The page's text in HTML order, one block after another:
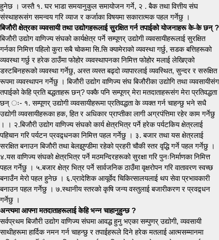
हुनेछ । जस्तै १. घर भाडा समयानुकुल समायोजन गर्ने, २ . बैक तथा वित्तीय संघ
संस्थाहरूसंग समन्वय गरि व्याज र कर्जाका विषयमा सकारात्मक पहल गर्नेछु ।
बिजौरी क्षेत्रका व्यवसायी तथा उद्योगहरूलाई सुरक्षित गर्न तपाईको योजनाहरू के-के छन् ?
बिजौरी उद्योग वाणिज्य संघको कार्यक्षेत्र पर्ने सम्पूणर् उद्योगी व्यवसायीहरूलाई सुरक्षित
गर्नका निमित्त पहिलो कुरा सबै चोकमा सि.सि क्यामेराको व्यवस्था गर्छु, सडक बत्तिहरूको
व्यवस्था गर्छु र हरेक ठाउँमा फोहोर व्यवस्थापनका निमित्त फोहोर मलाई लेखिएको
डस्टबिनहरूको व्यवस्था गर्नेछु, अस्त व्यस्त बढ्दो व्यापारलाई व्यवस्थित, सुन्दर र सरुक्षित
रूपमा व्यवस्थापन गर्नेछु । बिजौरी उद्योग वाणिज्य संघ बिजौरीका उद्योगि तथा व्यवसायीसंग
तपाईको केहि प्रति बद्धताहरू छन्? पक्कै पनि सम्पूणर् मेरा मतदाताहरूसंग मेरा प्रतिवद्धता
छन् ः- १. सम्पूणर् उद्योगी व्यवसायीहरूमा प्रतिवद्धता के व्यक्त गर्न चाहन्छु भने सधै
उद्योगी व्यवसायीहरूका हक, हित र अधिकार प्राप्तीका लागी अग्रपंत्तिमा रहेर काम गर्नेछु
। । २.बिजौरी उद्योग वाणिज्य संघको कार्य क्षेत्रभित्र पर्ने हरेक पर्यटकिय क्षेत्रलाई
पहिचान गरि पर्यटन प्रवद्र्धनका निमित्त पहल गर्नेछु । ३. बजार तथा यस क्षेत्रलाई
सरक्षित बनाउन बिजौरी तथा बेलझुण्डीमा रहेको प्रहरी चौकी स्तर वृद्धि गर्ने पहल गर्नेछु ।
४.यस वाणिज्य संघको क्षेत्रभित्र पर्ने मठमन्दिरहरूको सुरक्षा गरि पुनःनिर्माणका निमित्त
पहल गर्नेछु । ५.बजार क्षेत्र भित्र पर्ने सार्वजनिक ठाउँमा वृक्षरोपन गरि वातावरण स्वच्छ
बनाउँन मेरो पहल हुनेछ । ६.प्रादेशिक आयूर्वेद चिकित्सालयलाई थप सेवा प्रभावकारी
बनाउन पहल गर्नेछु । ७.स्थानीय स्तरको कृषि जन्य वस्तुलाई बजारीकरण र प्रवद्र्धन
गर्नेछु ।
अन्त्यमा आफ्ना मतदाताहरूलाई केहि भन्न चाहानुहुन्छ ?
सर्वप्रथम बिजौरी उद्योग वाणिज्य संघमा आवद्ध हुनु भएका सम्पुणर् उद्योगी, व्यवसायी
साथीहरूमा हार्दिक नमन गर्न चाहन्छु र तपाईहरूले दिने हरेक मतलाई आत्मसम्मानमा